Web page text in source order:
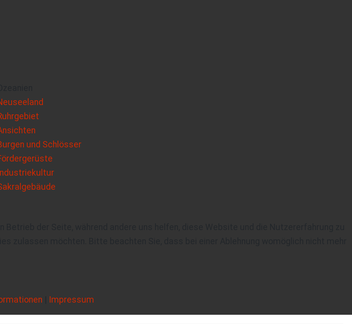
und Schlösser
Industriekultur
der Seite, während andere uns helfen, diese Website und die Nutzererfahrung zu
zulassen möchten. Bitte beachten Sie, dass bei einer Ablehnung womöglich nicht mehr
Impressum